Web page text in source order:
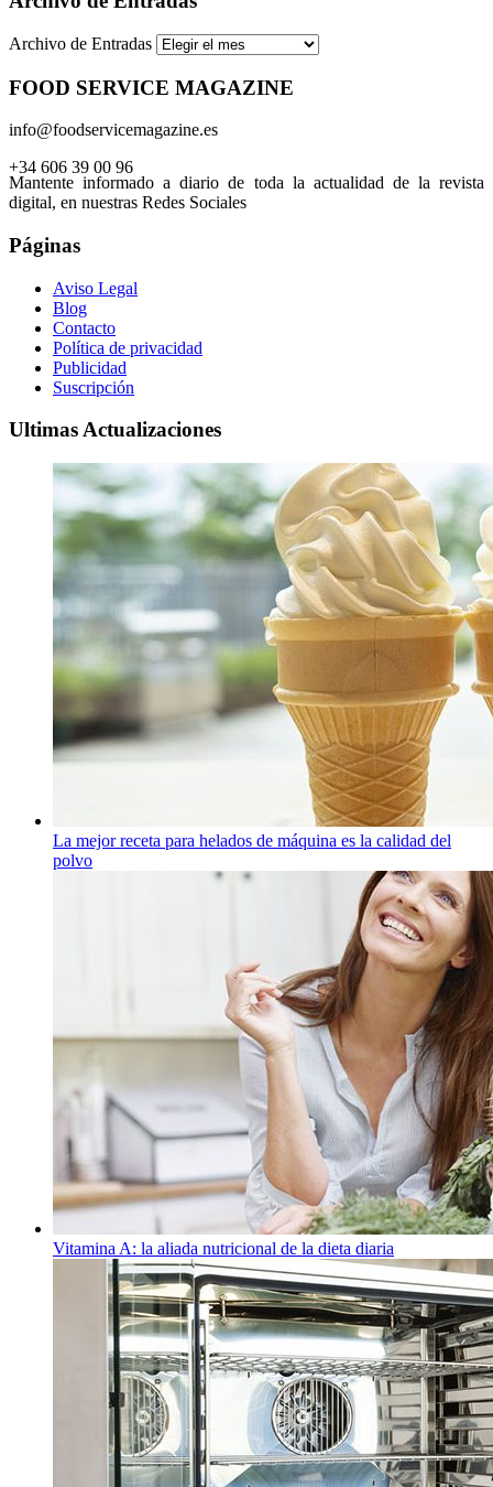
Archivo de Entradas
FOOD SERVICE MAGAZINE
info@foodservicemagazine.es
+34 606 39 00 96
Mantente informado a diario de toda la actualidad de la revista
digital, en nuestras Redes Sociales
Páginas
Aviso Legal
Blog
Contacto
Política de privacidad
Publicidad
Suscripción
Ultimas Actualizaciones
La mejor receta para helados de máquina es la calidad del
polvo
Vitamina A: la aliada nutricional de la dieta diaria